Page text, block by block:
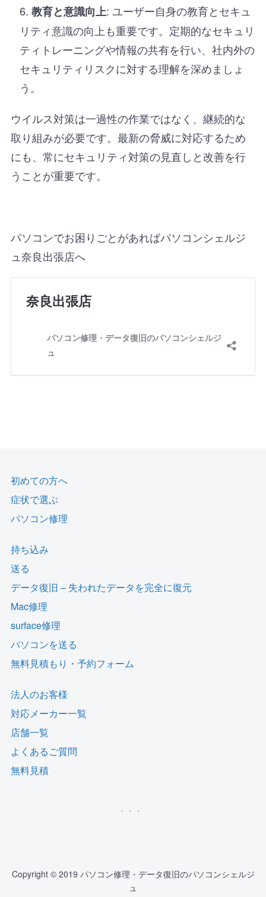
教育と意識向上: ユーザー自身の教育とセキュ
リティ意識の向上も重要です。定期的なセキュリ
ティトレーニングや情報の共有を行い、社内外の
セキュリティリスクに対する理解を深めましょ
う。
ウイルス対策は一過性の作業ではなく、継続的な
取り組みが必要です。最新の脅威に対応するため
にも、常にセキュリティ対策の見直しと改善を行
うことが重要です。
パソコンでお困りごとがあればパソコンシェルジ
ュ奈良出張店へ
初めての方へ
症状で選ぶ
パソコン修理
持ち込み
送る
データ復旧 – 失われたデータを完全に復元
Mac修理
surface修理
パソコンを送る
無料見積もり・予約フォーム
法人のお客様
対応メーカー一覧
店舗一覧
よくあるご質問
無料見積
Copyright © 2019 パソコン修理・データ復旧のパソコンシェルジ
ュ